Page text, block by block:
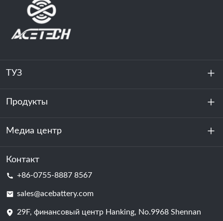
ТУЗ
О нас
устойчивость
Продукты
Хранение энергии
Центр обработки данных и серверная комната
Батарейная ячейка
Медиа центр
Новости
Контакт
+86-0755-8887 8567
sales@acebattery.com
29F, финансовый центр Hanking, No.9968 Shennan